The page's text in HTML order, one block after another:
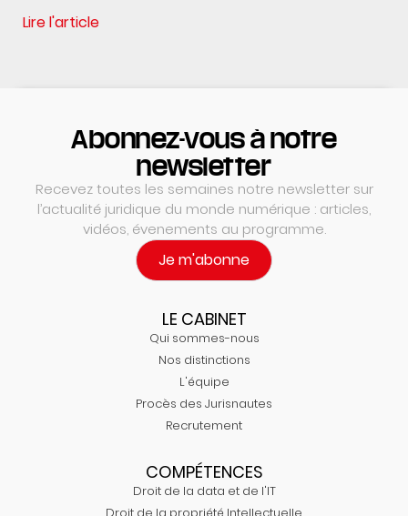
Lire l'article
Abonnez-vous à notre
newsletter
Recevez toutes les semaines notre newsletter sur
l’actualité juridique du monde numérique : articles,
vidéos, évenements au programme.
Je m'abonne
LE CABINET
Qui sommes-nous
Nos distinctions
L'équipe
Procès des Jurisnautes
Recrutement
COMPÉTENCES
Droit de la data et de l'IT